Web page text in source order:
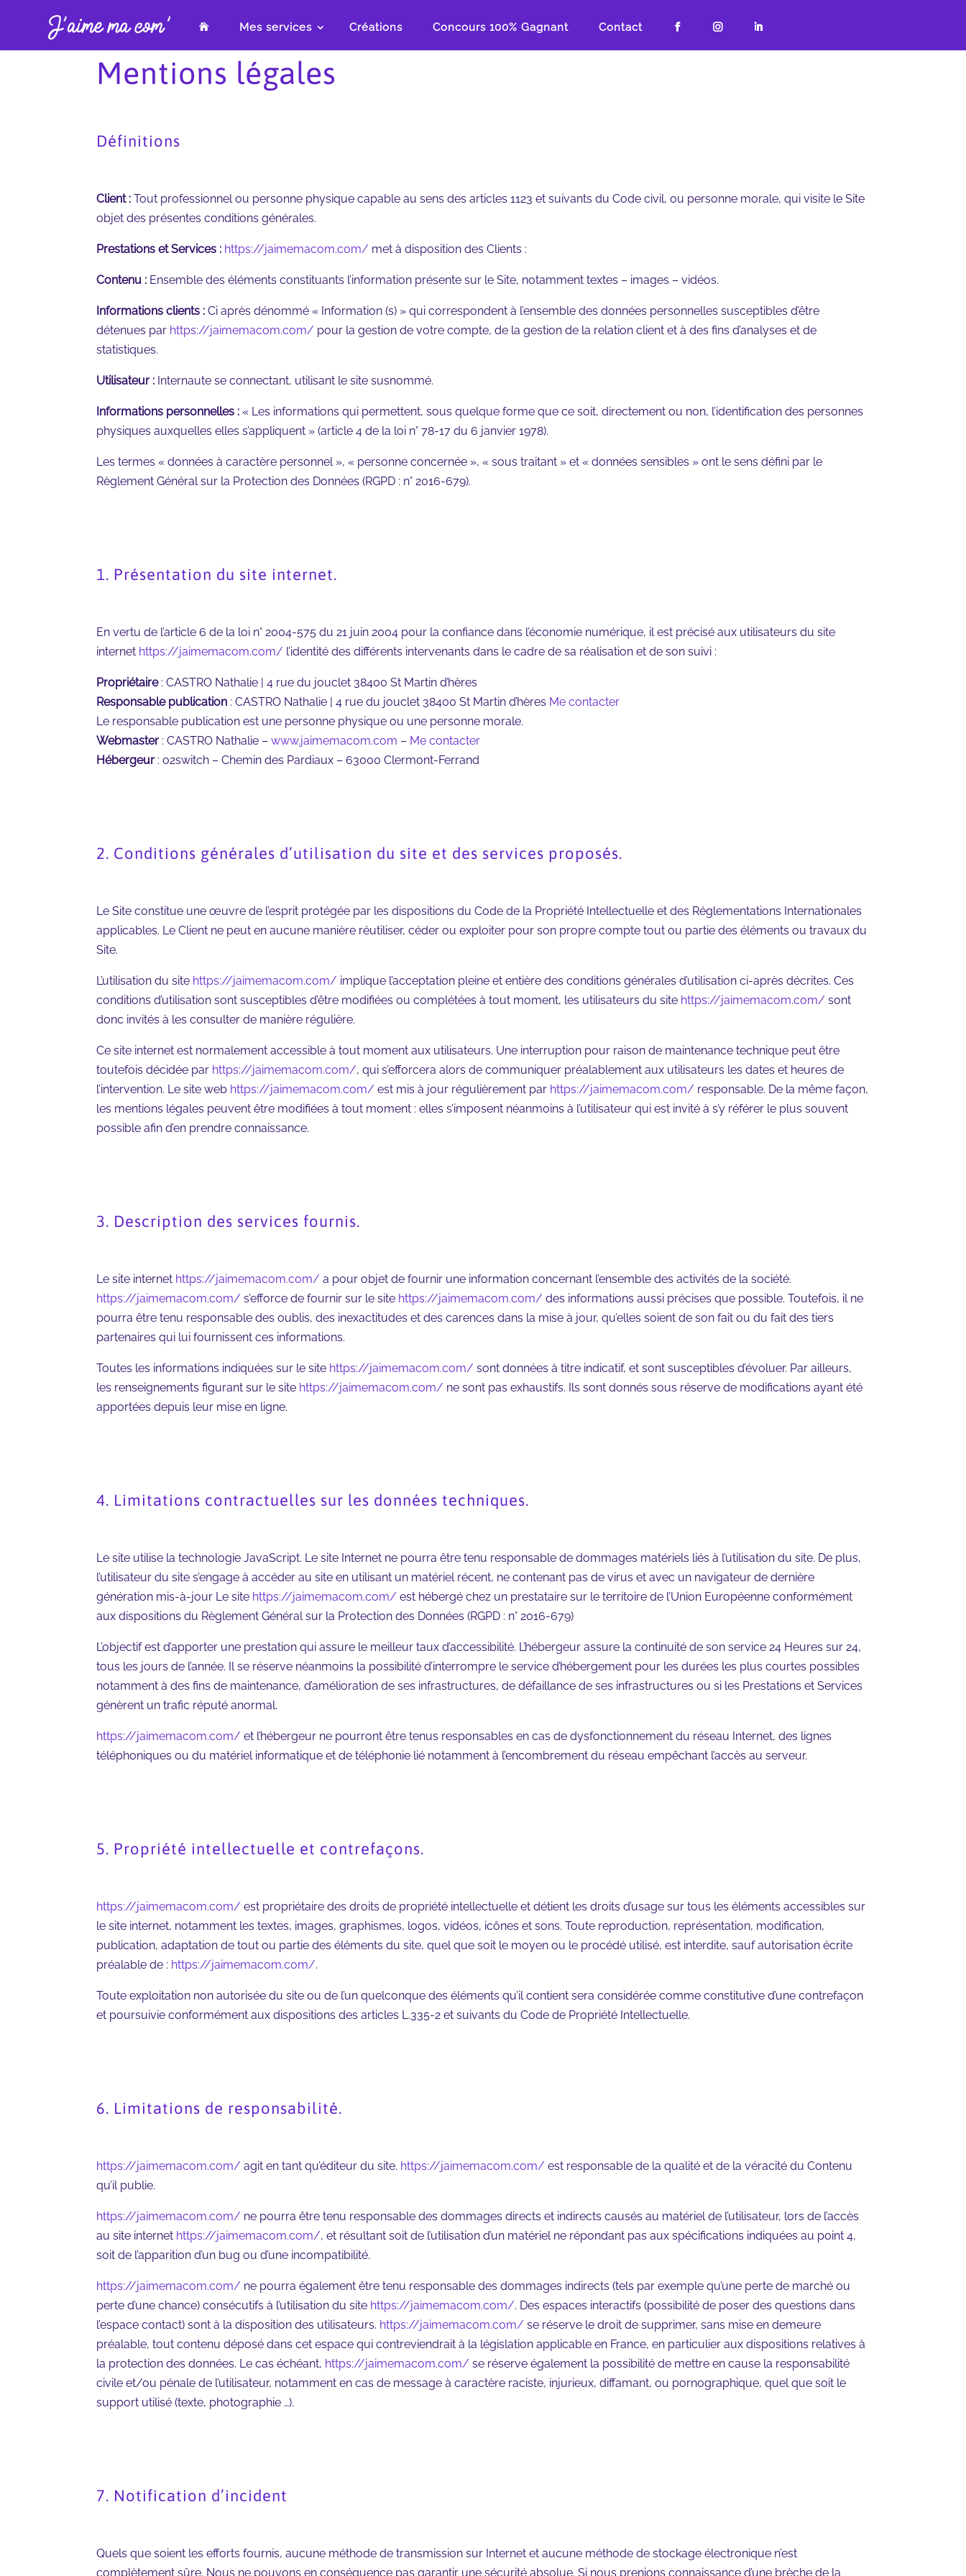
 Mes services Créations Concours 100% Gagnant Contact   
Mentions légales
Définitions
Client : Tout professionnel ou personne physique capable au sens des articles 1123 et suivants du Code civil, ou personne morale, qui visite le Site
objet des présentes conditions générales.
Prestations et Services : https://jaimemacom.com/ met à disposition des Clients :
Contenu : Ensemble des éléments constituants l’information présente sur le Site, notamment textes – images – vidéos.
Informations clients : Ci après dénommé « Information (s) » qui correspondent à l’ensemble des données personnelles susceptibles d’être
détenues par https://jaimemacom.com/ pour la gestion de votre compte, de la gestion de la relation client et à des fins d’analyses et de
statistiques.
Utilisateur : Internaute se connectant, utilisant le site susnommé.
Informations personnelles : « Les informations qui permettent, sous quelque forme que ce soit, directement ou non, l’identification des personnes
physiques auxquelles elles s’appliquent » (article 4 de la loi n° 78-17 du 6 janvier 1978).
Les termes « données à caractère personnel », « personne concernée », « sous traitant » et « données sensibles » ont le sens défini par le
Règlement Général sur la Protection des Données (RGPD : n° 2016-679).
1. Présentation du site internet.
En vertu de l’article 6 de la loi n° 2004-575 du 21 juin 2004 pour la confiance dans l’économie numérique, il est précisé aux utilisateurs du site
internet https://jaimemacom.com/ l’identité des différents intervenants dans le cadre de sa réalisation et de son suivi :
Propriétaire: CASTRO Nathalie | 4 rue du jouclet 38400 St Martin d’hères
Responsable publication : CASTRO Nathalie | 4 rue du jouclet 38400 St Martin d’hères Me contacter
Le responsable publication est une personne physique ou une personne morale.
Webmaster : CASTRO Nathalie –www.jaimemacom.com – Me contacter
Hébergeur : o2switch – Chemin des Pardiaux – 63000 Clermont-Ferrand
2. Conditions générales d’utilisation du site et des services proposés.
Le Site constitue une œuvre de l’esprit protégée par les dispositions du Code de la Propriété Intellectuelle et des Réglementations Internationales
applicables. Le Client ne peut en aucune manière réutiliser, céder ou exploiter pour son propre compte tout ou partie des éléments ou travaux du
Site.
L’utilisation du site https://jaimemacom.com/ implique l’acceptation pleine et entière des conditions générales d’utilisation ci-après décrites. Ces
conditions d’utilisation sont susceptibles d’être modifiées ou complétées à tout moment, les utilisateurs du site https://jaimemacom.com/ sont
donc invités à les consulter de manière régulière.
Ce site internet est normalement accessible à tout moment aux utilisateurs. Une interruption pour raison de maintenance technique peut être
toutefois décidée par https://jaimemacom.com/, qui s’efforcera alors de communiquer préalablement aux utilisateurs les dates et heures de
l’intervention. Le site web https://jaimemacom.com/ est mis à jour régulièrement par https://jaimemacom.com/ responsable. De la même façon,
les mentions légales peuvent être modifiées à tout moment : elles s’imposent néanmoins à l’utilisateur qui est invité à s’y référer le plus souvent
possible afin d’en prendre connaissance.
3. Description des services fournis.
Le site internet https://jaimemacom.com/ a pour objet de fournir une information concernant l’ensemble des activités de la société.
https://jaimemacom.com/ s’efforce de fournir sur le site https://jaimemacom.com/ des informations aussi précises que possible. Toutefois, il ne
pourra être tenu responsable des oublis, des inexactitudes et des carences dans la mise à jour, qu’elles soient de son fait ou du fait des tiers
partenaires qui lui fournissent ces informations.
Toutes les informations indiquées sur le site https://jaimemacom.com/ sont données à titre indicatif, et sont susceptibles d’évoluer. Par ailleurs,
les renseignements figurant sur le site https://jaimemacom.com/ ne sont pas exhaustifs. Ils sont donnés sous réserve de modifications ayant été
apportées depuis leur mise en ligne.
4. Limitations contractuelles sur les données techniques.
Le site utilise la technologie JavaScript. Le site Internet ne pourra être tenu responsable de dommages matériels liés à l’utilisation du site. De plus,
l’utilisateur du site s’engage à accéder au site en utilisant un matériel récent, ne contenant pas de virus et avec un navigateur de dernière
génération mis-à-jour Le site https://jaimemacom.com/ est hébergé chez un prestataire sur le territoire de l’Union Européenne conformément
aux dispositions du Règlement Général sur la Protection des Données (RGPD : n° 2016-679)
L’objectif est d’apporter une prestation qui assure le meilleur taux d’accessibilité. L’hébergeur assure la continuité de son service 24 Heures sur 24,
tous les jours de l’année. Il se réserve néanmoins la possibilité d’interrompre le service d’hébergement pour les durées les plus courtes possibles
notamment à des fins de maintenance, d’amélioration de ses infrastructures, de défaillance de ses infrastructures ou si les Prestations et Services
génèrent un trafic réputé anormal.
https://jaimemacom.com/ et l’hébergeur ne pourront être tenus responsables en cas de dysfonctionnement du réseau Internet, des lignes
téléphoniques ou du matériel informatique et de téléphonie lié notamment à l’encombrement du réseau empêchant l’accès au serveur.
5. Propriété intellectuelle et contrefaçons.
https://jaimemacom.com/ est propriétaire des droits de propriété intellectuelle et détient les droits d’usage sur tous les éléments accessibles sur
le site internet, notamment les textes, images, graphismes, logos, vidéos, icônes et sons. Toute reproduction, représentation, modification,
publication, adaptation de tout ou partie des éléments du site, quel que soit le moyen ou le procédé utilisé, est interdite, sauf autorisation écrite
préalable de : https://jaimemacom.com/.
Toute exploitation non autorisée du site ou de l’un quelconque des éléments qu’il contient sera considérée comme constitutive d’une contrefaçon
et poursuivie conformément aux dispositions des articles L.335-2 et suivants du Code de Propriété Intellectuelle.
6. Limitations de responsabilité.
https://jaimemacom.com/ agit en tant qu’éditeur du site. https://jaimemacom.com/ est responsable de la qualité et de la véracité du Contenu
qu’il publie.
https://jaimemacom.com/ ne pourra être tenu responsable des dommages directs et indirects causés au matériel de l’utilisateur, lors de l’accès
au site internet https://jaimemacom.com/, et résultant soit de l’utilisation d’un matériel ne répondant pas aux spécifications indiquées au point 4,
soit de l’apparition d’un bug ou d’une incompatibilité.
https://jaimemacom.com/ ne pourra également être tenu responsable des dommages indirects (tels par exemple qu’une perte de marché ou
perte d’une chance) consécutifs à l’utilisation du site https://jaimemacom.com/. Des espaces interactifs (possibilité de poser des questions dans
l’espace contact) sont à la disposition des utilisateurs. https://jaimemacom.com/ se réserve le droit de supprimer, sans mise en demeure
préalable, tout contenu déposé dans cet espace qui contreviendrait à la législation applicable en France, en particulier aux dispositions relatives à
la protection des données. Le cas échéant, https://jaimemacom.com/ se réserve également la possibilité de mettre en cause la responsabilité
civile et/ou pénale de l’utilisateur, notamment en cas de message à caractère raciste, injurieux, diffamant, ou pornographique, quel que soit le
support utilisé (texte, photographie …).
7. Notification d’incident
Quels que soient les efforts fournis, aucune méthode de transmission sur Internet et aucune méthode de stockage électronique n’est
complètement sûre. Nous ne pouvons en conséquence pas garantir une sécurité absolue. Si nous prenions connaissance d’une brèche de la